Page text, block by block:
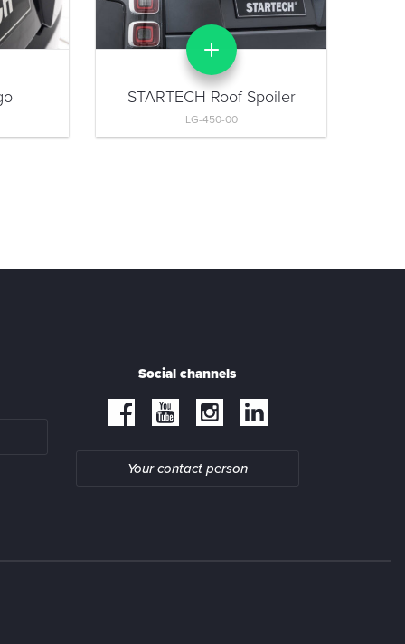
STARTECH Roof Spoiler
LG-450-00
Social channels
Your contact person